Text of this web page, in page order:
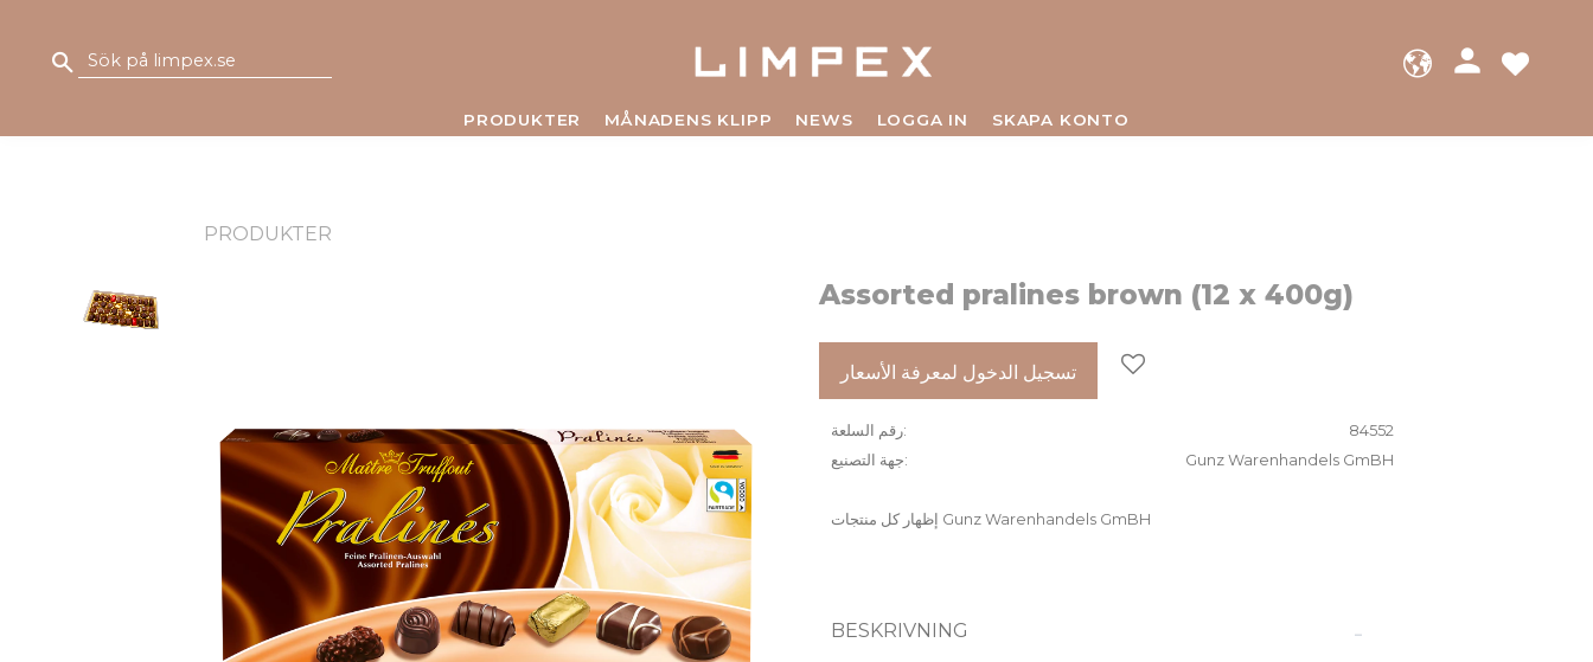
person
PRODUKTER MÅNADENS KLIPP NEWS LOGGA IN SKAPA KONTO
PRODUKTER
Assorted pralines brown (12 x 400g)
تسجيل الدخول لمعرفة الأسعار
رقم السلعة
84552
جهة التصنيع
Gunz Warenhandels GmBH
إظهار كل منتجات Gunz Warenhandels GmBH
BESKRIVNING